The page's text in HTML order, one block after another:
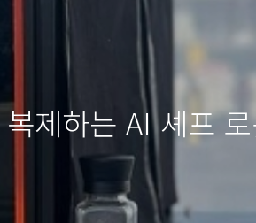
제하는 AI 셰프